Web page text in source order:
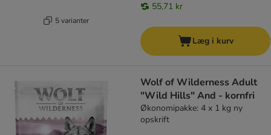
5 varianter
55,71 kr
Læg i kurv
Wolf of Wilderness Adult
"Wild Hills" And - kornfri
Økonomipakke: 4 x 1 kg ny
opskrift